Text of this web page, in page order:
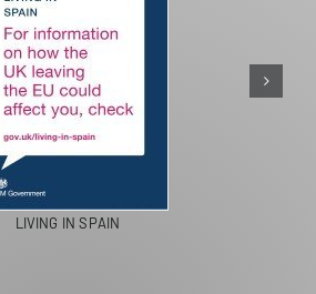
LIVING IN SPAIN